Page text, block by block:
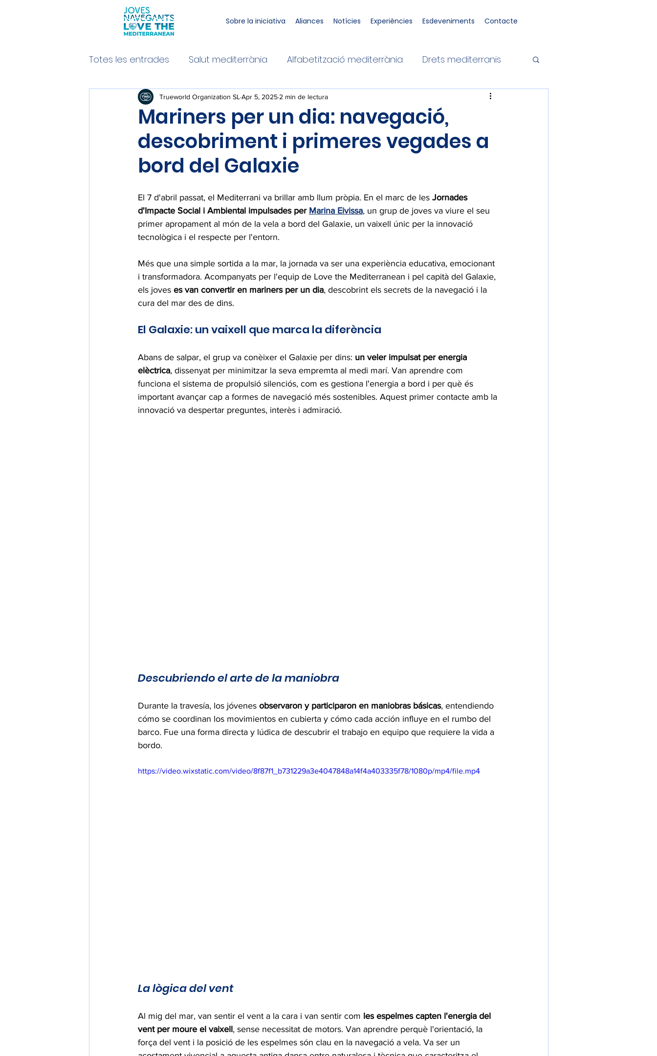
Sobre la iniciativa Aliances Notícies Experiències Esdeveniments Contacte
Totes les entrades Salut mediterrània Alfabetització mediterrània Drets mediterranis
Embarcacions
Mariners per un dia: navegació,
descobriment i primeres vegades a
bord del Galaxie
Trueworld Organization SL Apr 5, 2025 2 min de lectura
El 7 d'abril passat, el Mediterrani va brillar amb llum pròpia. En el marc de les Jornades
d'Impacte Social i Ambiental impulsades per Marina Eivissa, un grup de joves va viure el seu
primer apropament al món de la vela a bord del Galaxie, un vaixell únic per la innovació
tecnològica i el respecte per l'entorn.
Més que una simple sortida a la mar, la jornada va ser una experiència educativa, emocionant
i transformadora. Acompanyats per l'equip de Love the Mediterranean i pel capità del Galaxie,
els joves es van convertir en mariners per un dia, descobrint els secrets de la navegació i la
cura del mar des de dins.
El Galaxie: un vaixell que marca la diferència
Abans de salpar, el grup va conèixer el Galaxie per dins: un veler impulsat per energia
elèctrica, dissenyat per minimitzar la seva empremta al medi marí. Van aprendre com
funciona el sistema de propulsió silenciós, com es gestiona l'energia a bord i per què és
important avançar cap a formes de navegació més sostenibles. Aquest primer contacte amb la
innovació va despertar preguntes, interès i admiració.
Descubriendo el arte de la maniobra
Durante la travesía, los jóvenes observaron y participaron en maniobras básicas, entendiendo
cómo se coordinan los movimientos en cubierta y cómo cada acción influye en el rumbo del
barco. Fue una forma directa y lúdica de descubrir el trabajo en equipo que requiere la vida a
bordo.
https://video.wixstatic.com/video/8f87f1_b731229a3e4047848a14f4a403335f78/1080p/mp4/file.mp4
La lògica del vent
Al mig del mar, van sentir el vent a la cara i van sentir com les espelmes capten l'energia del
vent per moure el vaixell, sense necessitat de motors. Van aprendre perquè l'orientació, la
força del vent i la posició de les espelmes són clau en la navegació a vela. Va ser un